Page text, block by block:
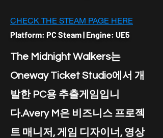
CHECK THE STEAM PAGE HERE
Platform: PC Steam | Engine: UE5
The Midnight Walkers는
Oneway Ticket Studio에서 개
발한 PC용 추출게임입니
다.Avery M은 비즈니스 프로젝
트 매니저, 게임 디자이너, 영상